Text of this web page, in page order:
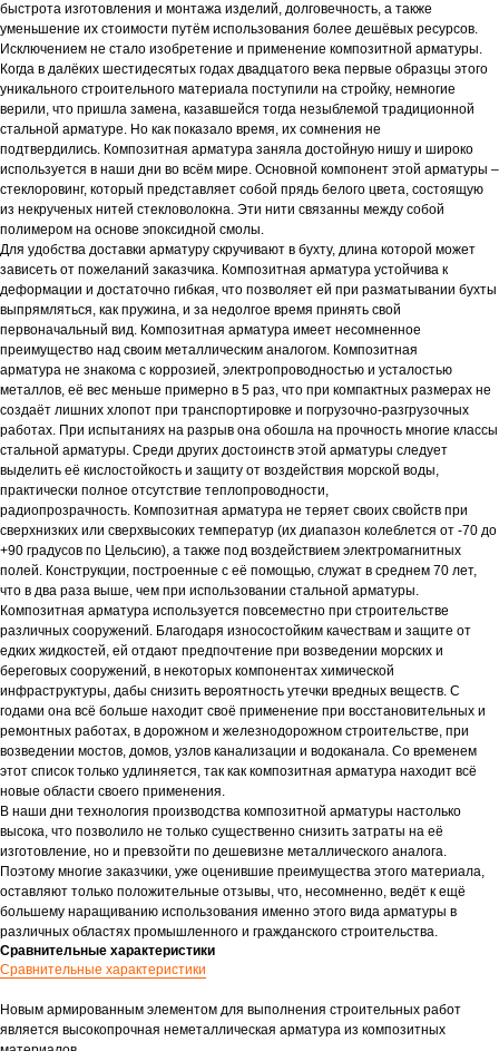
быстрота изготовления и монтажа изделий, долговечность, а также
уменьшение их стоимости путём использования более дешёвых ресурсов.
Исключением не стало изобретение и применение композитной арматуры.
Когда в далёких шестидесятых годах двадцатого века первые образцы этого
уникального строительного материала поступили на стройку, немногие
верили, что пришла замена, казавшейся тогда незыблемой традиционной
стальной арматуре. Но как показало время, их сомнения не
подтвердились. Композитная арматура заняла достойную нишу и широко
используется в наши дни во всём мире. Основной компонент этой арматуры –
стеклоровинг, который представляет собой прядь белого цвета, состоящую
из некрученых нитей стекловолокна. Эти нити связанны между собой
полимером на основе эпоксидной смолы.
Для удобства доставки арматуру скручивают в бухту, длина которой может
зависеть от пожеланий заказчика. Композитная арматура устойчива к
деформации и достаточно гибкая, что позволяет ей при разматывании бухты
выпрямляться, как пружина, и за недолгое время принять свой
первоначальный вид. Композитная арматура имеет несомненное
преимущество над своим металлическим аналогом. Композитная
арматура не знакома с коррозией, электропроводностью и усталостью
металлов, её вес меньше примерно в 5 раз, что при компактных размерах не
создаёт лишних хлопот при транспортировке и погрузочно-разгрузочных
работах. При испытаниях на разрыв она обошла на прочность многие классы
стальной арматуры. Среди других достоинств этой арматуры следует
выделить её кислостойкость и защиту от воздействия морской воды,
практически полное отсутствие теплопроводности,
радиопрозрачность. Композитная арматура не теряет своих свойств при
сверхнизких или сверхвысоких температур (их диапазон колеблется от -70 до
+90 градусов по Цельсию), а также под воздействием электромагнитных
полей. Конструкции, построенные с её помощью, служат в среднем 70 лет,
что в два раза выше, чем при использовании стальной арматуры.
Композитная арматура используется повсеместно при строительстве
различных сооружений. Благодаря износостойким качествам и защите от
едких жидкостей, ей отдают предпочтение при возведении морских и
береговых сооружений, в некоторых компонентах химической
инфраструктуры, дабы снизить вероятность утечки вредных веществ. С
годами она всё больше находит своё применение при восстановительных и
ремонтных работах, в дорожном и железнодорожном строительстве, при
возведении мостов, домов, узлов канализации и водоканала. Со временем
этот список только удлиняется, так как композитная арматура находит всё
новые области своего применения.
В наши дни технология производства композитной арматуры настолько
высока, что позволило не только существенно снизить затраты на её
изготовление, но и превзойти по дешевизне металлического аналога.
Поэтому многие заказчики, уже оценившие преимущества этого материала,
оставляют только положительные отзывы, что, несомненно, ведёт к ещё
большему наращиванию использования именно этого вида арматуры в
различных областях промышленного и гражданского строительства.
Сравнительные характеристики
Сравнительные характеристики
Новым армированным элементом для выполнения строительных работ
является высокопрочная неметаллическая арматура из композитных
8 800 222 48 52
© ЯЗК 2025
Политика конфиденциальности
mail@ru-bar.com
Продукция
О нас
Контакты
Магазин продукции
Доставка
Прайс-лист
Наши партнеры
Ответственность
Новости
Отзывы
Объекты строительства
Документация
Арматура композитная
Гибкие связи
Гнутые элементы
Сетка арматурная
Сетка нитепрошивная
Соединительные элементы
Успей купить
Фиксаторы
ОСТАВИТЬ ЗАЯВКУ